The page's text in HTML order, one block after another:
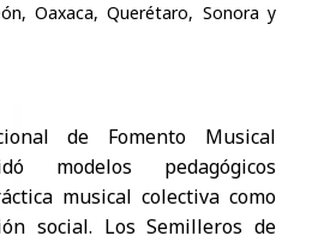
Oaxaca, Querétaro, Sonora y
de Fomento Musical
modelos pedagógicos
musical colectiva como
social. Los Semilleros de